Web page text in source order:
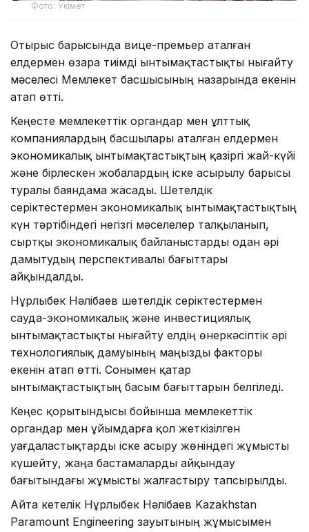
Фото: Үкімет
Отырыс барысында вице-премьер аталған
елдермен өзара тиімді ынтымақтастықты нығайту
мәселесі Мемлекет басшысының назарында екенін
атап өтті.
Кеңесте мемлекеттік органдар мен ұлттық
компаниялардың басшылары аталған елдермен
экономикалық ынтымақтастықтың қазіргі жай-күйі
және бірлескен жобалардың іске асырылу барысы
туралы баяндама жасады. Шетелдік
серіктестермен экономикалық ынтымақтастықтың
күн тәртібіндегі негізгі мәселелер талқыланып,
сыртқы экономикалық байланыстарды одан әрі
дамытудың перспективалы бағыттары
айқындалды.
Нұрлыбек Нәлібаев шетелдік серіктестермен
сауда-экономикалық және инвестициялық
ынтымақтастықты нығайту елдің өнеркәсіптік әрі
технологиялық дамуының маңызды факторы
екенін атап өтті. Сонымен қатар
ынтымақтастықтың басым бағыттарын белгіледі.
Кеңес қорытындысы бойынша мемлекеттік
органдар мен ұйымдарға қол жеткізілген
уағдаластықтарды іске асыру жөніндегі жұмысты
күшейту, жаңа бастамаларды айқындау
бағытындағы жұмысты жалғастыру тапсырылды.
Айта кетелік Нұрлыбек Нәлібаев Kazakhstan
Paramount Engineering зауытының жұмысымен